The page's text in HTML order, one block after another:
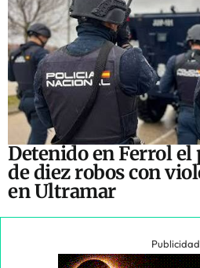
Detenido en Ferrol
de diez robos con
en Ultramar
Publicidad